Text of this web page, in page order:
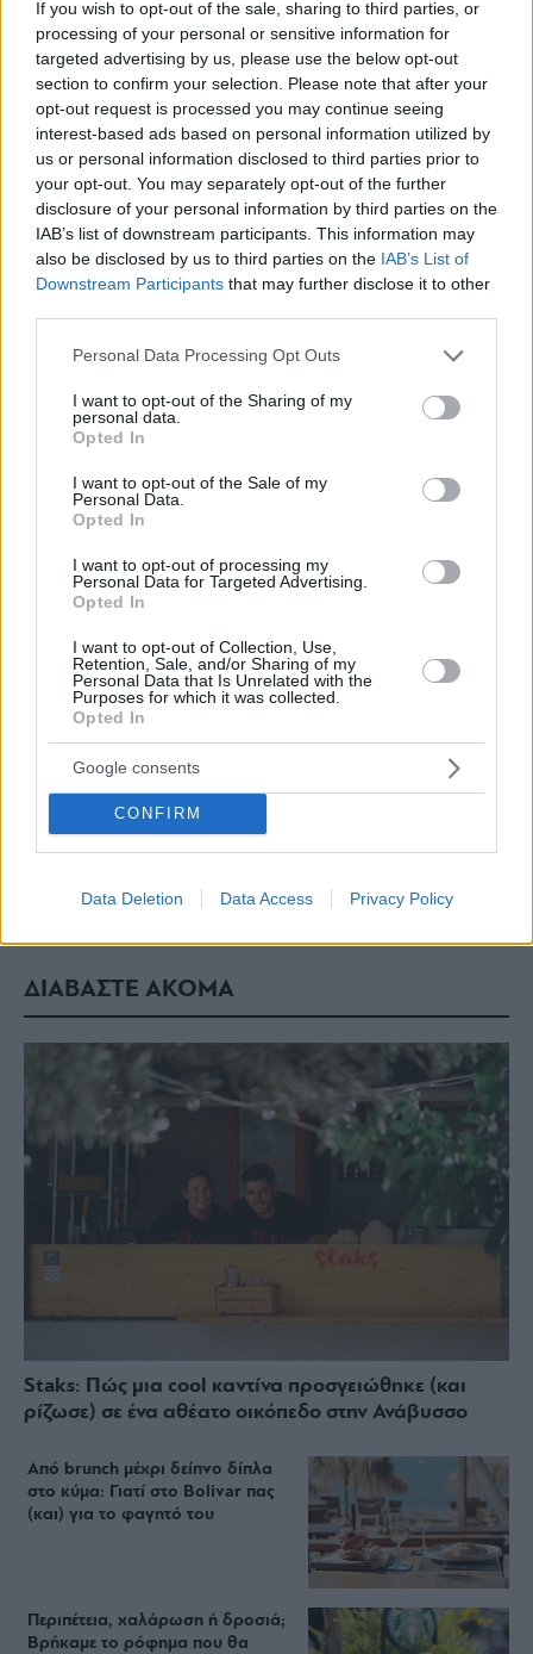
If you wish to opt-out of the sale, sharing to third parties, or
processing of your personal or sensitive information for
targeted advertising by us, please use the below opt-out
section to confirm your selection. Please note that after your
opt-out request is processed you may continue seeing
interest-based ads based on personal information utilized by
us or personal information disclosed to third parties prior to
your opt-out. You may separately opt-out of the further
disclosure of your personal information by third parties on the
IAB’s list of downstream participants. This information may
also be disclosed by us to third parties on the IAB’s List of
Downstream Participants that may further disclose it to other
Please note that this website/app uses one or more Google
not limited to your visit or usage behaviour. You may click to
grant or deny consent to Google and its third-party tags to
use your data for below specified purposes in below Google
consent section.
Personal Data Processing Opt Outs
I want to opt-out of the Sharing of my
personal data.
Opted In
I want to opt-out of the Sale of my
Personal Data.
Opted In
I want to opt-out of processing my
Personal Data for Targeted Advertising.
Opted In
I want to opt-out of Collection, Use,
Retention, Sale, and/or Sharing of my
Personal Data that Is Unrelated with the
Purposes for which it was collected.
Opted In
Google consents
CONFIRM
Data Deletion Data Access Privacy Policy
Share this
TagsΔιεθνής Κουζίνα Άλιμος ανατολίτικη κουζίνα Νέα Άφιξη
Ποιος είναι ο καλύτερος
τρόπος να κρυώσεις το κρασί
σου;
ΔΙΑΒΑΣΤΕ ΑΚΟΜΑ
Staks: Πώς μια cool καντίνα προσγειώθηκε (και
ρίζωσε) σε ένα αθέατο οικόπεδο στην Ανάβυσσο
Από brunch μέχρι δείπνο δίπλα
στο κύμα: Γιατί στο Bolivar πας
(και) για το φαγητό του
Περιπέτεια, χαλάρωση ή δροσιά;
Βρήκαμε το ρόφημα που θα